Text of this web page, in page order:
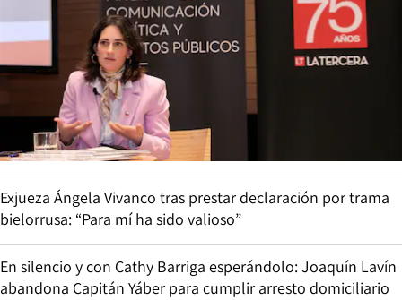
Exjueza Ángela Vivanco tras prestar declaración por trama
bielorrusa: “Para mí ha sido valioso”
En silencio y con Cathy Barriga esperándolo: Joaquín Lavín
abandona Capitán Yáber para cumplir arresto domiciliario